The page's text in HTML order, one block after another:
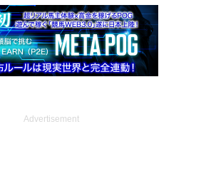
Advertisement